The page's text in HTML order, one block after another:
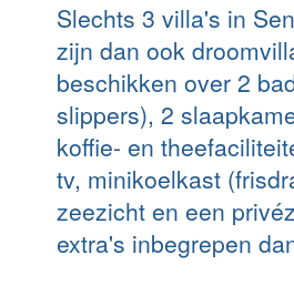
Slechts 3 villa's in
zijn dan ook
beschikken over 2
slippers), 2
koffie- en
tv, minikoelkast
zeezicht en een
extra's inbegrepen